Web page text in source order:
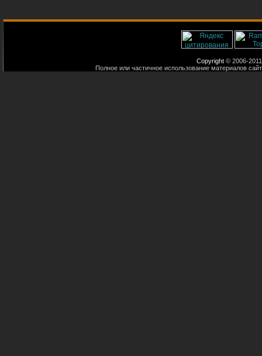
Copyright © 2006-
Полное или частичное использование материалов